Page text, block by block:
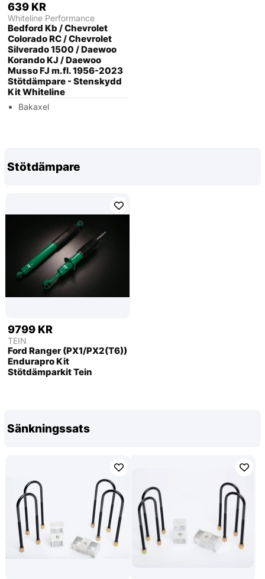
639 KR
Whiteline Performance
Bedford Kb / Chevrolet
Colorado RC / Chevrolet
Silverado 1500 / Daewoo
Korando KJ / Daewoo
Musso FJ m.fl. 1956-2023
Stötdämpare - Stenskydd
Kit Whiteline
Bakaxel
Stötdämpare
9799 KR
TEIN
Ford Ranger (PX1/PX2(T6))
Endurapro Kit
Stötdämparkit Tein
Sänkningssats